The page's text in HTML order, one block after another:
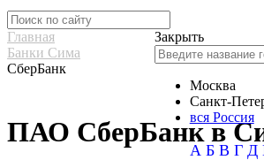
Закрыть
Москва
Санкт-
вся Россия
А Б В Г Д
Главная
Банки Сима
СберБанк
ПАО СберБанк в